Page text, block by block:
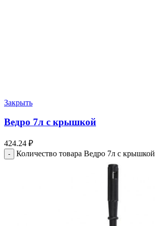
Закрыть
Ведро 7л с крышкой
424.24 ₽
Количество товара Ведро 7л с крышкой